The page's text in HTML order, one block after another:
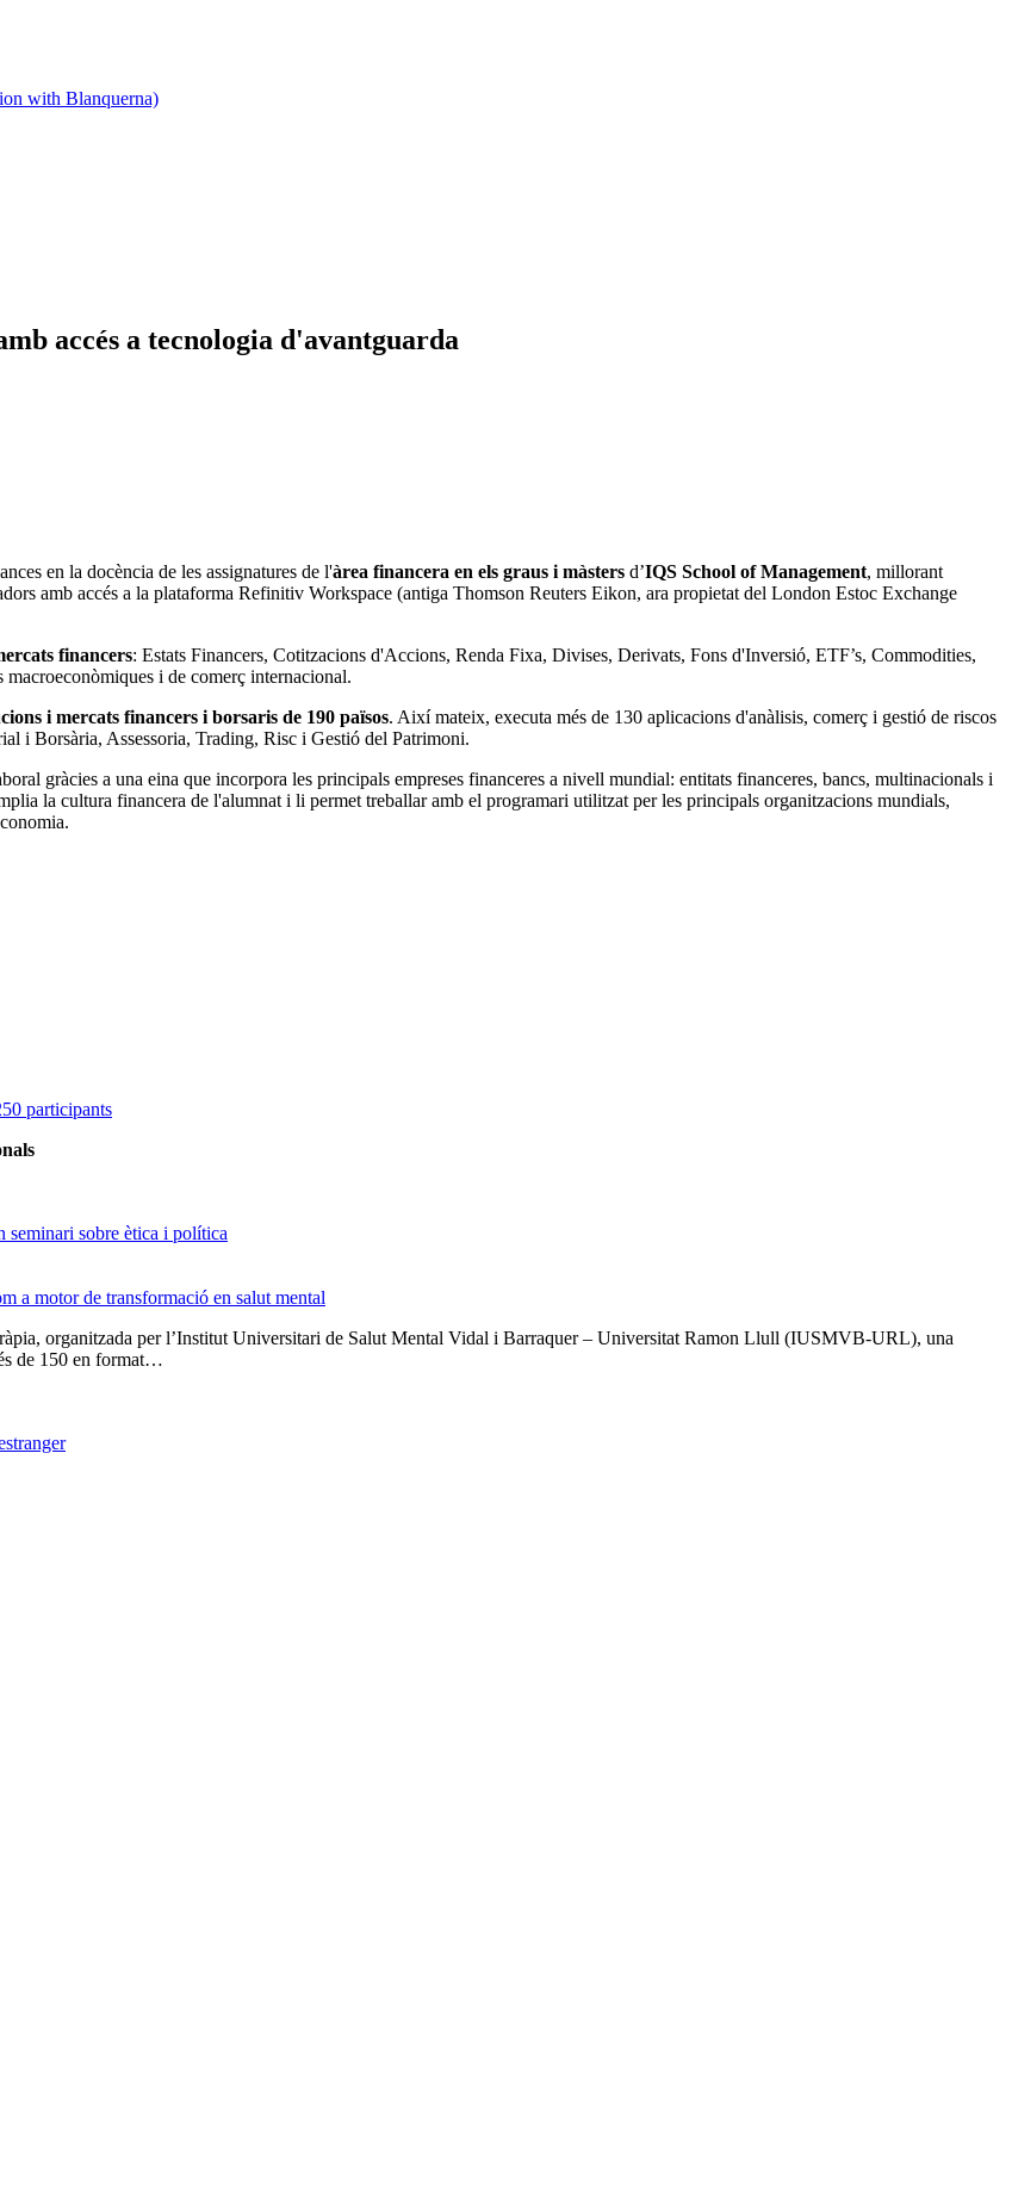
with Blanquerna)
accés a tecnologia d'avantguarda
en la docència de les assignatures de l'àrea financera en els graus i màsters d’IQS School of Management, millorant
amb accés a la plataforma Refinitiv Workspace (antiga Thomson Reuters Eikon, ara propietat del London Estoc Exchange
financers: Estats Financers, Cotitzacions d'Accions, Renda Fixa, Divises, Derivats, Fons d'Inversió, ETF’s, Commodities,
i de comerç internacional.
i mercats financers i borsaris de 190 països. Així mateix, executa més de 130 aplicacions d'anàlisis, comerç i gestió de riscos
i Borsària, Assessoria, Trading, Risc i Gestió del Patrimoni.
gràcies a una eina que incorpora les principals empreses financeres a nivell mundial: entitats financeres, bancs, multinacionals i
la cultura financera de l'alumnat i li permet treballar amb el programari utilitzat per les principals organitzacions mundials,
participants
seminari sobre ètica i política
a motor de transformació en salut mental
organitzada per l’Institut Universitari de Salut Mental Vidal i Barraquer – Universitat Ramon Llull (IUSMVB-URL), una
de 150 en format…